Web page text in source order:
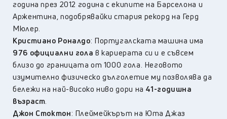
година през 2012 година с екипите на Барселона и
Аржентина, подобрявайки стария рекорд на Герд
Мюлер.
Кристиано Роналдо: Португалската машина има
976 официални гола в кариерата си и е съвсем
близо до границата от 1000 гола. Неговото
изумително физическо дълголетие му позволява да
бележи на най-високо ниво дори на 41-годишна
възраст
Джон Стоктон: Плеймейкърът на Юта Джаз